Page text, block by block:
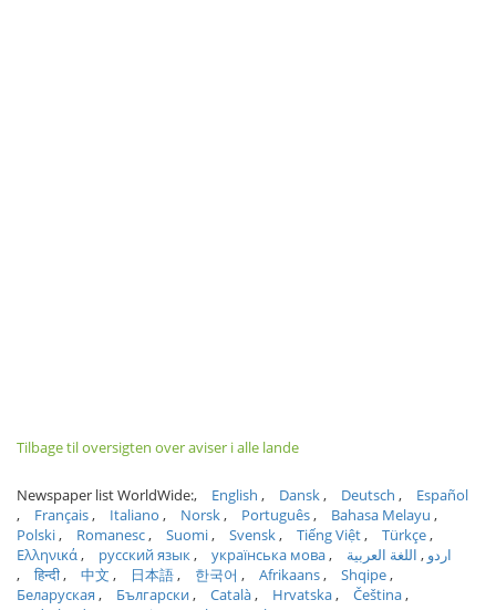
Tilbage til oversigten over aviser i alle lande
Newspaper list WorldWide: English Dansk Deutsch
Español
Français
Italiano Norsk Português
Bahasa Melayu
Polski
Romanesc Suomi Svensk Tiếng Việt
Türkçe
Ελληνικά
русский язык українська мова اردو
اللغة العربية
हिन्दी
中文 日本語 한국어 Afrikaans
Shqipe
Беларуская
Български Català Hrvatska
Čeština